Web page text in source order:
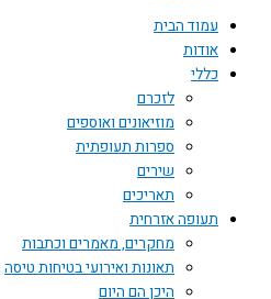
עמוד הבית
אודות
כללי
לזכרם
מוזיאונים ואוספים
ספרות תעופתית
שירים
תאריכים
תעופה אזרחית
מחקרים, מאמרים וכתבות
תאונות ואירועי בטיחות טיסה
היכן הם היום